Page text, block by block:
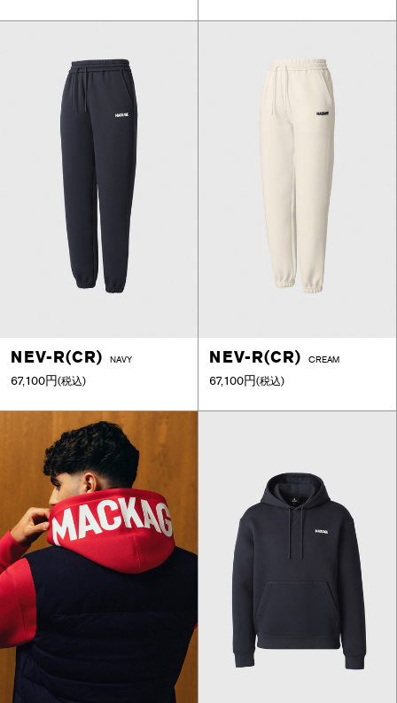
NEV-R(CR) NAVY
67,100円(税込)
NEV-R(CR) CREAM
67,100円(税込)